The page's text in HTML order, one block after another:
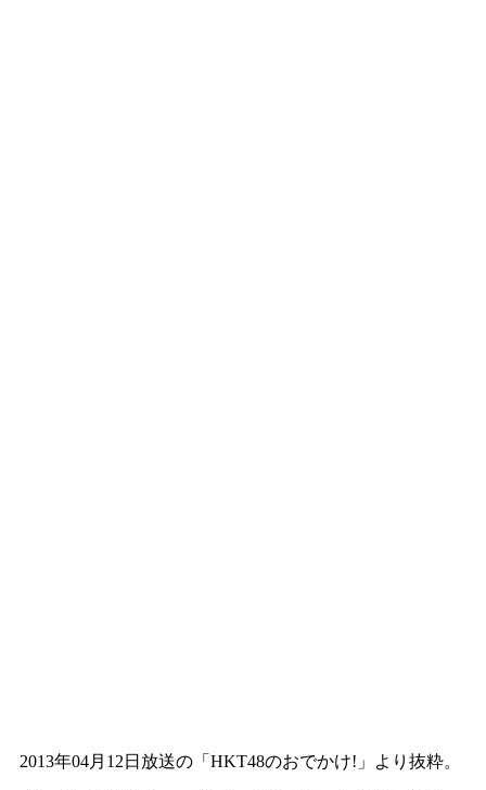
2013年04月12日放送の「HKT48のおでかけ!」より抜粋。